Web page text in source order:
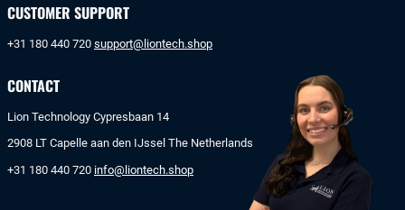
CUSTOMER SUPPORT
+31 180 440 720 support@liontech.shop
CONTACT
Lion Technology Cypresbaan 14
2908 LT Capelle aan den IJssel The Netherlands
+31 180 440 720 info@liontech.shop